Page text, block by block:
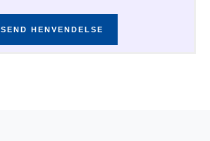
SEND HENVENDELSE